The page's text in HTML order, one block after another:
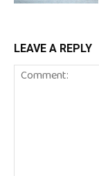
LEAVE A REPLY